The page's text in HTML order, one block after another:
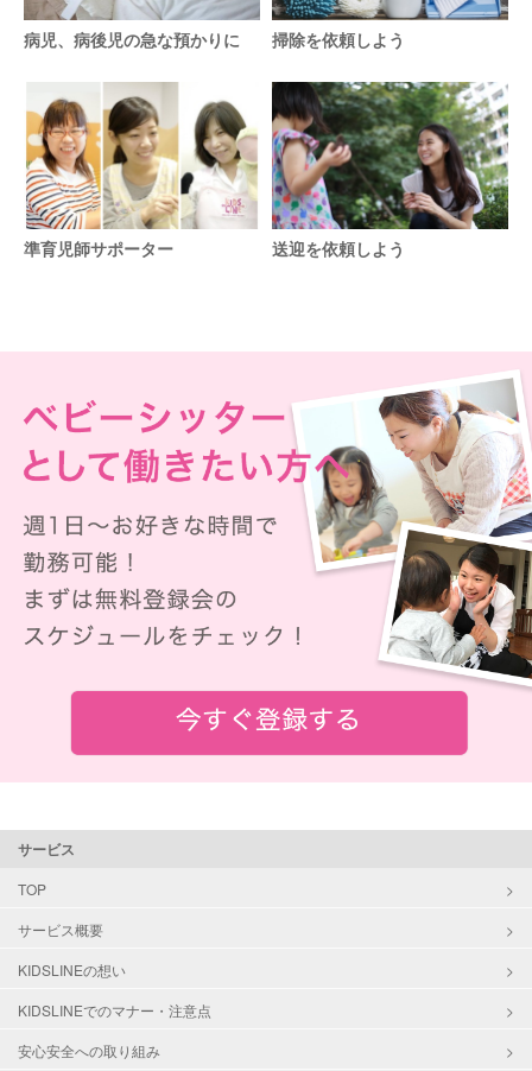
病児、病後児の急な預かりに 掃除を依頼しよう
準育児師サポーター 送迎を依頼しよう
サービス
TOP
サービス概要
KIDSLINEの想い
KIDSLINEでのマナー・注意点
安心安全への取り組み